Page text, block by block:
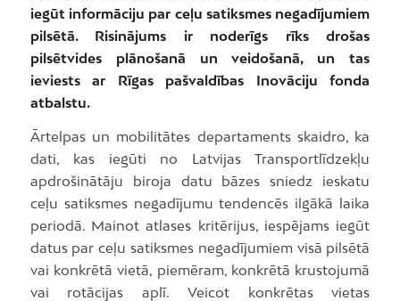
iegūt informāciju par ceļu satiksmes negadījumiem
pilsētā. Risinājums ir noderīgs rīks drošas
pilsētvides plānošanā un veidošanā, un tas
ieviests ar Rīgas pašvaldības Inovāciju fonda
atbalstu.
Ārtelpas un mobilitātes departaments skaidro, ka
dati, kas iegūti no Latvijas Transportlīdzekļu
apdrošinātāju biroja datu bāzes sniedz ieskatu
ceļu satiksmes negadījumu tendencēs ilgākā laika
periodā. Mainot atlases kritērijus, iespējams iegūt
datus par ceļu satiksmes negadījumiem visā pilsētā
vai konkrētā vietā, piemēram, konkrētā krustojumā
vai rotācijas aplī. Veicot konkrētas vietas